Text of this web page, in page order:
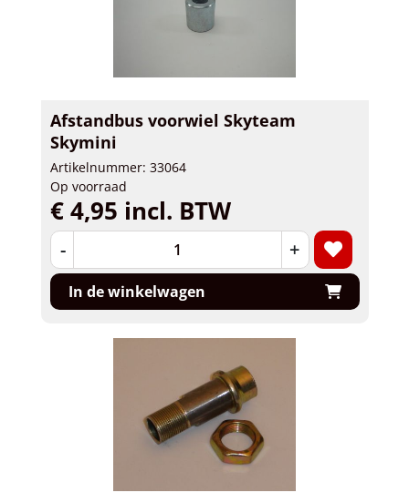
Afstandbus voorwiel Skyteam
Skymini
Artikelnummer: 33064
Op voorraad
€ 4,95 incl. BTW
- +
In de winkelwagen